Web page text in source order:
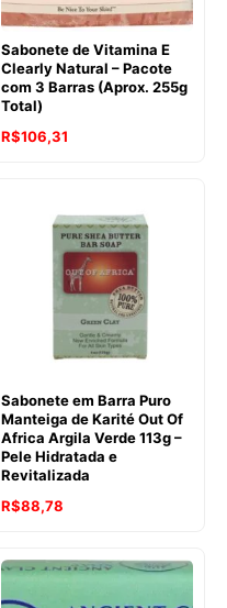
Sabonete de Vitamina E
Clearly Natural – Pacote
com 3 Barras (Aprox. 255g
Total)
O
R$131,15.
R$106,31
é:
R$106,31.
Sabonete em Barra Puro
Manteiga de Karité Out Of
Africa Argila Verde 113g –
Pele Hidratada e
Revitalizada
O
original
R$88,78
atual